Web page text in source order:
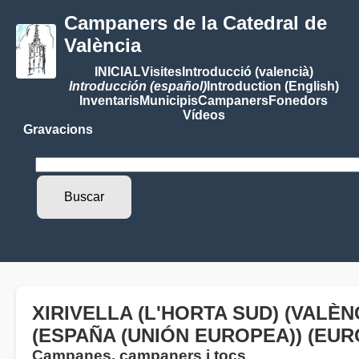
Campaners de la Catedral de
València
INICIALVisitesIntroducció (valencià)
Introducción (español)Introduction (English)
InventarisMunicipisCampanersFonedors
Vídeos
Gravacions
XIRIVELLA (L'HORTA SUD)
(ESPAÑA (UNIÓN EUROPEA))
Campanes, campaners i tocs